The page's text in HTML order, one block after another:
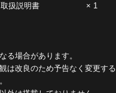
取扱説明書 × 1
る場合があります。
は改良のため予告なく変更す